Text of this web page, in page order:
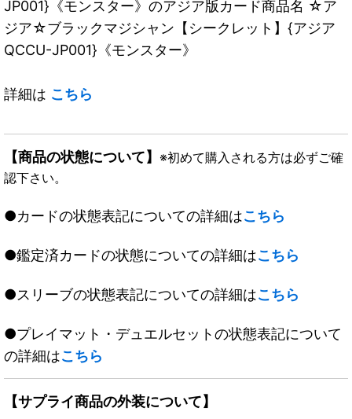
JP001}《モンスター》のアジア版カード商品名 ☆ア
ジア☆ブラックマジシャン【シークレット】{アジア
QCCU-JP001}《モンスター》
詳細は こちら
【商品の状態について】 ※初めて購入される方は必ずご確
認下さい。
●カードの状態表記についての詳細はこちら
●鑑定済カードの状態についての詳細はこちら
●スリーブの状態表記についての詳細はこちら
●プレイマット・デュエルセットの状態表記について
の詳細はこちら
【サプライ商品の外装について】